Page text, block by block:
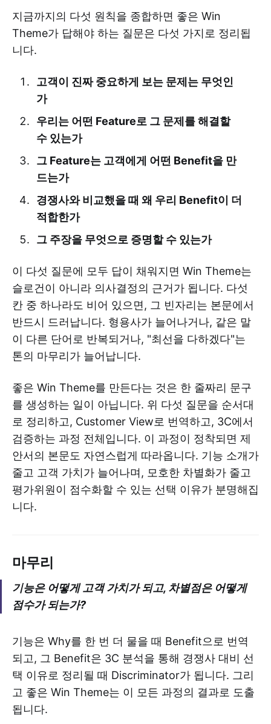
지금까지의 다섯 원칙을 종합하면 좋은 Win
Theme가 답해야 하는 질문은 다섯 가지로 정리됩
니다.
고객이 진짜 중요하게 보는 문제는 무엇인
가
우리는 어떤 Feature로 그 문제를 해결할
수 있는가
그 Feature는 고객에게 어떤 Benefit을 만
드는가
경쟁사와 비교했을 때 왜 우리 Benefit이 더
적합한가
그 주장을 무엇으로 증명할 수 있는가
이 다섯 질문에 모두 답이 채워지면 Win Theme는
슬로건이 아니라 의사결정의 근거가 됩니다. 다섯
칸 중 하나라도 비어 있으면, 그 빈자리는 본문에서
반드시 드러납니다. 형용사가 늘어나거나, 같은 말
이 다른 단어로 반복되거나, "최선을 다하겠다"는
톤의 마무리가 늘어납니다.
좋은 Win Theme를 만든다는 것은 한 줄짜리 문구
를 생성하는 일이 아닙니다. 위 다섯 질문을 순서대
로 정리하고, Customer View로 번역하고, 3C에서
검증하는 과정 전체입니다. 이 과정이 정착되면 제
안서의 본문도 자연스럽게 따라옵니다. 기능 소개가
줄고 고객 가치가 늘어나며, 모호한 차별화가 줄고
평가위원이 점수화할 수 있는 선택 이유가 분명해집
니다.
마무리
기능은 어떻게 고객 가치가 되고, 차별점은 어떻게
점수가 되는가?
기능은 Why를 한 번 더 물을 때 Benefit으로 번역
되고, 그 Benefit은 3C 분석을 통해 경쟁사 대비 선
택 이유로 정리될 때 Discriminator가 됩니다. 그리
고 좋은 Win Theme는 이 모든 과정의 결과로 도출
됩니다.